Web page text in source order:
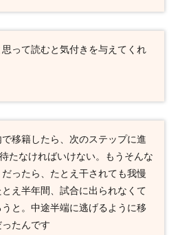
って読むと気付きを与えてくれ
移籍したら、次のステップに進
たなければいけない。もうそんな
ったら、たとえ干されても我慢
え半年間、試合に出られなくて
と。中途半端に逃げるように移
たんです